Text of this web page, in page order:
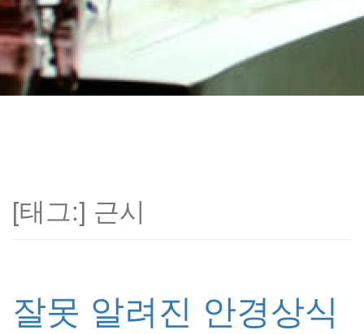
[태그:] 근시
잘못 알려진 안경상식